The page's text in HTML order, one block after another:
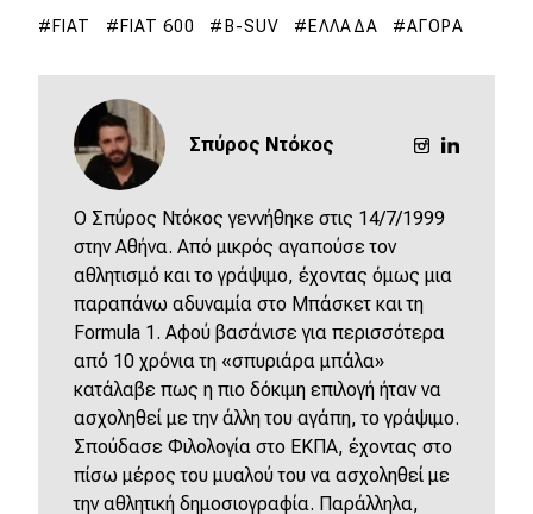
FIAT FIAT 600 B-SUV ΕΛΛΆΔΑ ΑΓΟΡΆ
Σπύρος Ντόκος
O Σπύρος Ντόκος γεννήθηκε στις 14/7/1999
στην Αθήνα. Από μικρός αγαπούσε τον
αθλητισμό και το γράψιμο, έχοντας όμως μια
παραπάνω αδυναμία στο Μπάσκετ και τη
Formula 1. Αφού βασάνισε για περισσότερα
από 10 χρόνια τη «σπυριάρα μπάλα»
κατάλαβε πως η πιο δόκιμη επιλογή ήταν να
ασχοληθεί με την άλλη του αγάπη, το γράψιμο.
Σπούδασε Φιλολογία στο ΕΚΠΑ, έχοντας στο
πίσω μέρος του μυαλού του να ασχοληθεί με
την αθλητική δημοσιογραφία. Παράλληλα,